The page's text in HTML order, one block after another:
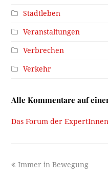
Stadtleben
Veranstaltungen
Verbrechen
Verkehr
Alle Kommentare auf
Das Forum der ExpertInnen
previous
Immer in Bewegung